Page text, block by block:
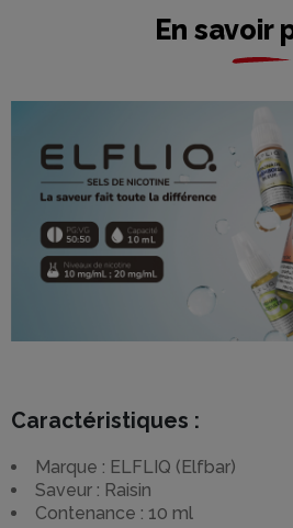
En savoir
Caractéristiques :
Marque : ELFLIQ (Elfbar)
Saveur : Raisin
Contenance : 10 ml